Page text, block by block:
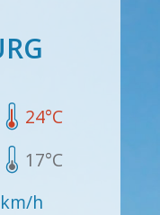
24°C
17°C
km/h